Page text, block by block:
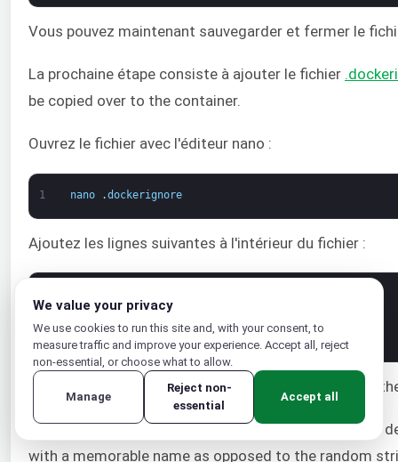
Vous pouvez maintenant sauvegarder et fermer le
La prochaine étape consiste à ajouter le fichier
be copied over to the container.
Ouvrez le fichier avec l'éditeur nano :
1 nano .dockerignore
Ajoutez les lignes suivantes à l'intérieur du fichier :
2
4
npm-debug .log
Dockerfile
dockerignore
repo, then you should also add
Si tout s'est bien passé, il est temps de créer l'image
with a memorable name as opposed to the random
We value your privacy
We use cookies to run this site and, with your consent, to
measure traffic and improve your experience. Accept all, reject
non-essential, or choose what to allow.
Manage
Reject non-
essential
Accept all